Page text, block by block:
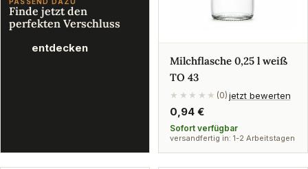
Finde jetzt den
perfekten Verschluss
entdecken
Milchflasche 0,25 l weiß
TO 43
★★★★★ (0) jetzt bewerten
Regulärer
Preis
0,94 €
Sofort verfügbar
versandfertig in: 1-2 Arbeitstagen